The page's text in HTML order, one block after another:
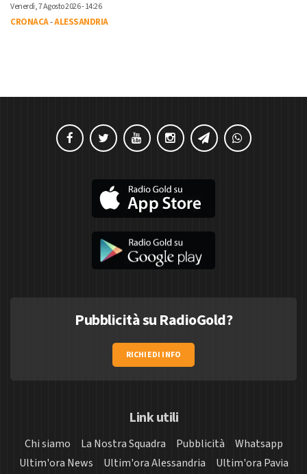
Venerdì, 7 Agosto 2026 - 14:26
CRONACA-ALESSANDRIA
Pubblicità su RadioGold?
RICHIEDI INFO
Link utili
Chi siamo La Nostra Squadra Pubblicità
Whatsapp
Ultim'ora News
Ultim'ora Alessandria
Ultim'ora Pavia